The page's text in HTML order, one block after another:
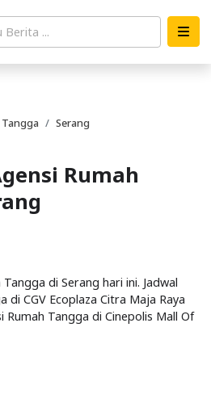
Serang
Rumah
di Serang hari ini. Jadwal
di CGV Ecoplaza Citra Maja Raya
Rumah Tangga di Cinepolis Mall Of